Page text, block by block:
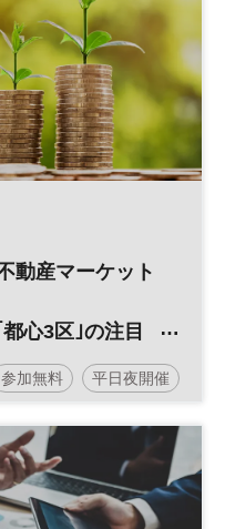
動産マーケット
心3区｣の注目
参加無料 平日夜開催